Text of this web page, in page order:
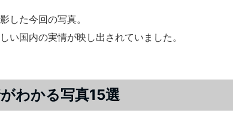
した今回の写真。
い国内の実情が映し出されていました。
わかる写真15選